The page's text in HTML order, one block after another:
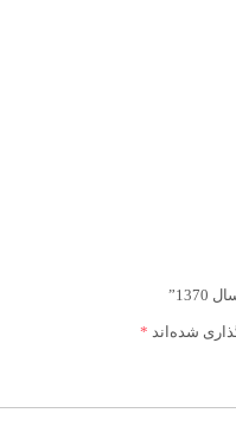
شده‌اند *